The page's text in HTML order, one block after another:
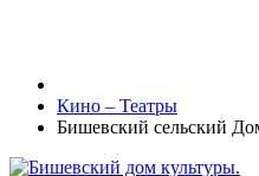
Кино – Театры
Бишевский сельский